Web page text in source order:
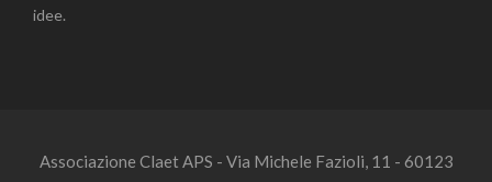
idee.
Associazione Claet APS - Via Michele Fazioli, 11 - 60123